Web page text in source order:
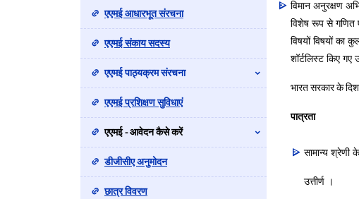
एएमई आधारभूत संरचना
एएमई संकाय सदस्य
एएमई पाठ्यक्रम संरचना
एएमई प्रशिक्षण सुविधाएं
एएमई - आवेदन कैसे करें
डीजीसीए अनुमोदन
छात्र विवरण
विमान अनुरक्षण
विशेष रूप से गणित
विषयों विषयों का
शॉर्टलिस्ट किए गए
भारत सरकार के
पात्रता
सामान्य श्रेणी
उत्तीर्ण ।